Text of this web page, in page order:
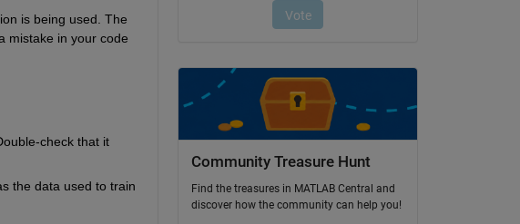
is being used. The
mistake in your code
check that it
the data used to train
Community Treasure Hunt
Find the treasures in MATLAB Central and
discover how the community can help you!